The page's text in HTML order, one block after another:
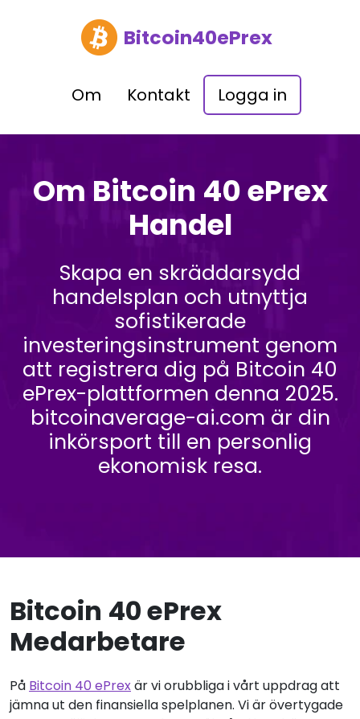
Bitcoin40ePrex
Om Kontakt Logga in
Om Bitcoin 40 ePrex
Handel
Skapa en skräddarsydd
handelsplan och utnyttja
sofistikerade
investeringsinstrument genom
att registrera dig på Bitcoin 40
ePrex-plattformen denna 2025.
bitcoinaverage-ai.com är din
inkörsport till en personlig
ekonomisk resa.
Bitcoin 40 ePrex
Medarbetare
På Bitcoin 40 ePrexär vi orubbliga i vårt uppdrag att
jämna ut den finansiella spelplanen. Vi är övertygade